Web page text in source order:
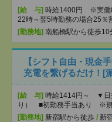
[給 与] 時給1400円 ※実働8
22時～翌5時勤務の場合25％
[勤務地] 南船橋駅から徒歩10
【シフト自由・現金
充電を繋げるだけ！[
[給 与] 時給1414円～ ▼日
り） ■初勤務手当あり ※規
[勤務地] 新宿駅から徒歩 / 新